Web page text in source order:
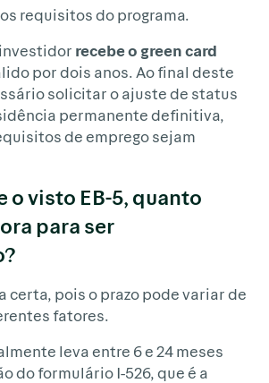
requisitos do programa.
recebe o green card
por dois anos. Ao final deste
solicitar o ajuste de status
permanente definitiva,
de emprego sejam
o visto EB-5, quanto
para ser
certa, pois o prazo pode variar de
fatores.
leva entre 6 e 24 meses
do formulário I-526, que é a